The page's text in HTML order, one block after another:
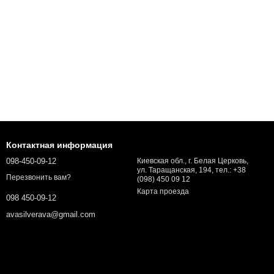
Контактная информация
098-450-09-12
Перезвонить вам?
098 450-09-12
avasilverava@gmail.com
Киевская обл., г. Белая Церковь,
ул. Таращанская, 194, тел.: +38
(098) 450 09 12
Карта проезда